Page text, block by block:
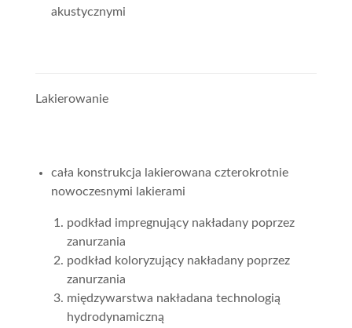
akustycznymi
Lakierowanie
cała konstrukcja lakierowana czterokrotnie
nowoczesnymi lakierami
podkład impregnujący nakładany poprzez
zanurzania
podkład koloryzujący nakładany poprzez
zanurzania
międzywarstwa nakładana technologią
hydrodynamiczną